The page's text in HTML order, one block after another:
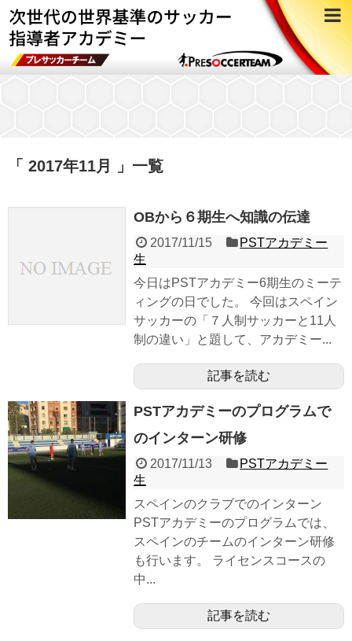
「 2017年11月 」一覧
OBから６期生へ知識の伝達
2017/11/15
PSTアカデミー
生
今日はPSTアカデミー6期生のミーテ
ィングの日でした。 今回はスペイン
サッカーの「７人制サッカーと11人
制の違い」と題して、アカデミー...
記事を読む
PSTアカデミーのプログラムで
のインターン研修
2017/11/13
PSTアカデミー
生
スペインのクラブでのインターン
PSTアカデミーのプログラムでは、
スペインのチームのインターン研修
も行います。 ライセンスコースの
中...
記事を読む